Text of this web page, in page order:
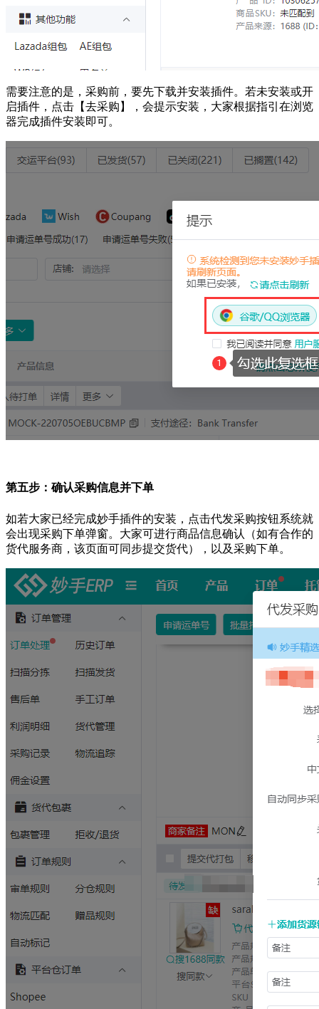
需要注意的是，采购前，要先下载并安装插件。若未安装或开
启插件，点击【去采购】，会提示安装，大家根据指引在浏览
器完成插件安装即可。
第五步：确认采购信息并下单
如若大家已经完成妙手插件的安装，点击代发采购按钮系统就
会出现采购下单弹窗。大家可进行商品信息确认（如有合作的
货代服务商，该页面可同步提交货代），以及采购下单。